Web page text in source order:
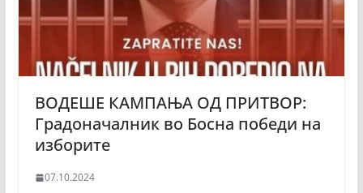
ВОДЕШЕ КАМПАЊА ОД ПРИТВОР:
Градоначалник во Босна победи на
изборите
07.10.2024